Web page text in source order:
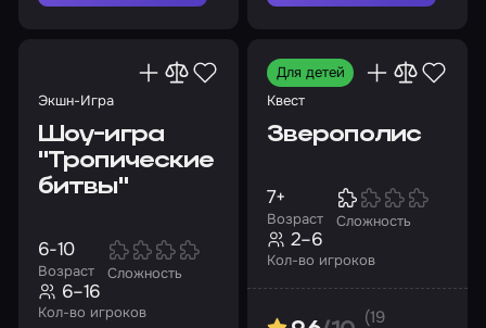
Экшн-Игра
Шоу-игра
"Тропические
битвы"
Возраст
6-10
Сложность
Кол-во игроков
6–16
Для детей
Квест
Зверополис
Возраст
7+
Сложность
Кол-во игроков
2–6
(19